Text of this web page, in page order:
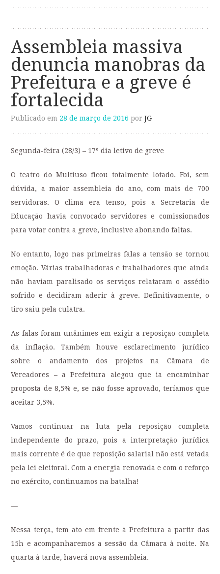
Assembleia massiva
denuncia manobras da
Prefeitura e a greve é
fortalecida
Publicado em 28 de março de 2016 porJG
Segunda-feira (28/3) – 17º dia letivo de greve
O teatro do Multiuso ficou totalmente lotado. Foi, sem
dúvida, a maior assembleia do ano, com mais de 700
servidoras. O clima era tenso, pois a Secretaria de
Educação havia convocado servidores e comissionados
para votar contra a greve, inclusive abonando faltas.
No entanto, logo nas primeiras falas a tensão se tornou
emoção. Várias trabalhadoras e trabalhadores que ainda
não haviam paralisado os serviços relataram o assédio
sofrido e decidiram aderir à greve. Definitivamente, o
tiro saiu pela culatra.
As falas foram unânimes em exigir a reposição completa
da inflação. Também houve esclarecimento jurídico
sobre o andamento dos projetos na Câmara de
Vereadores – a Prefeitura alegou que ia encaminhar
proposta de 8,5% e, se não fosse aprovado, teríamos que
aceitar 3,5%.
Vamos continuar na luta pela reposição completa
independente do prazo, pois a interpretação jurídica
mais corrente é de que reposição salarial não está vetada
pela lei eleitoral. Com a energia renovada e com o reforço
no exército, continuamos na batalha!
—
Nessa terça, tem ato em frente à Prefeitura a partir das
15h e acompanharemos a sessão da Câmara à noite. Na
quarta à tarde, haverá nova assembleia.